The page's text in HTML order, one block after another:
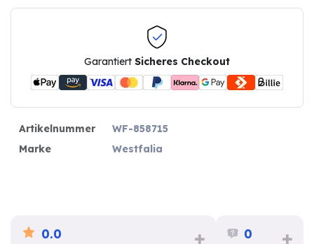
Garantiert Sicheres Checkout
Artikelnummer
WF-858715
Marke
Westfalia
0.0 0